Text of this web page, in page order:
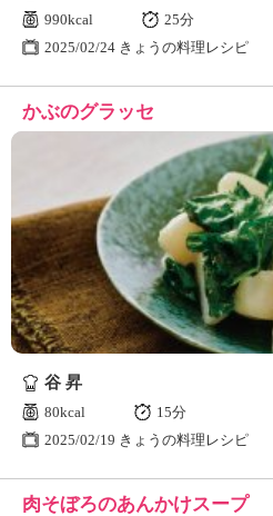
990kcal
25分
2025/02/24 きょうの料理レシピ
かぶのグラッセ
谷 昇
80kcal
15分
2025/02/19 きょうの料理レシピ
肉そぼろのあんかけスープ